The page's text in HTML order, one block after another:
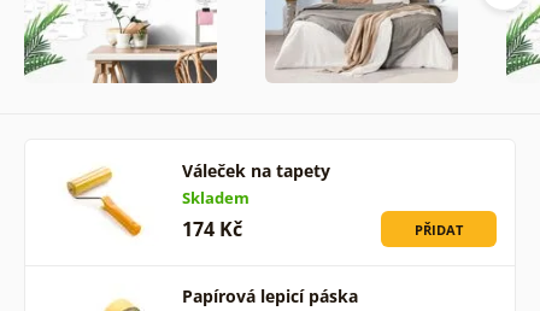
Váleček na tapety
Skladem
174 Kč PŘIDAT
Papírová lepicí páska